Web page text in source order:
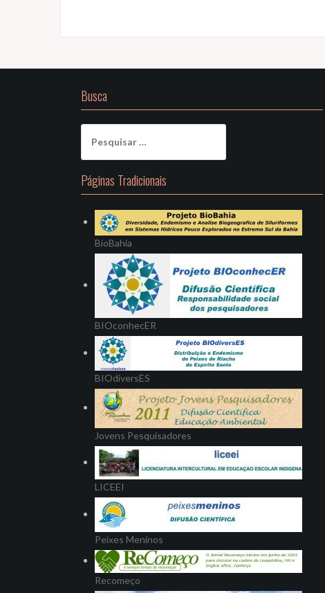
Busca
por:
Páginas Tradicionais
BioBahia
BIOconhecER
BIOdiversES
Jovens Pesquisadores
LICEEI
Peixes Meninos
Recomeço